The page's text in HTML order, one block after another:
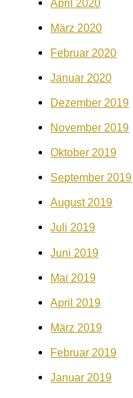
März 2020
Februar 2020
Januar 2020
Dezember 2019
November 2019
Oktober 2019
September 2019
August 2019
Juli 2019
Juni 2019
Mai 2019
April 2019
März 2019
Februar 2019
Januar 2019